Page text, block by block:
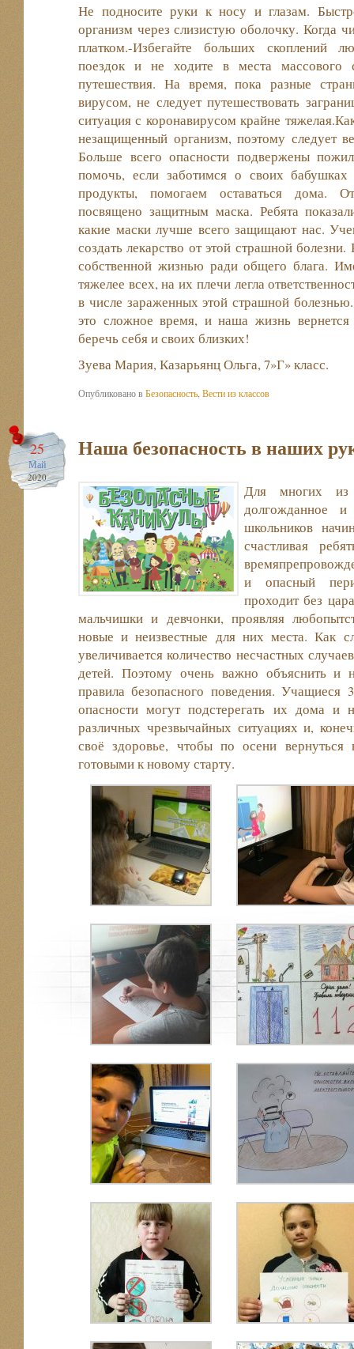
Не подносите руки к носу и глазам.
организм через слизистую оболочку. Когда
платком.-Избегайте больших скоплений
поездок и не ходите в места массового
путешествия. На время, пока разные
вирусом, не следует путешествовать
ситуация с коронавирусом крайне
незащищенный организм, поэтому следует
Больше всего опасности подвержены
помочь, если заботимся о своих
продукты, помогаем оставаться дома.
посвящено защитным маска. Ребята
какие маски лучше всего защищают нас.
создать лекарство от этой страшной
собственной жизнью ради общего блага.
тяжелее всех, на их плечи легла
в числе зараженных этой страшной
это сложное время, и наша жизнь
беречь себя и своих близких!
Зуева Мария, Казарьянц Ольга, 7»Г» класс.
Опубликовано вБезопасность Вести из классов
25
Май
2020
Наша безопасность в наших
Для многих
долгожданное
школьников
счастливая
и опасный
проходит без
мальчишки и девчонки, проявляя
новые и неизвестные для них места. Как
увеличивается количество несчастных
детей. Поэтому очень важно объяснить и
правила безопасного поведения. Учащиеся
опасности могут подстерегать их дома и
различных чрезвычайных ситуациях и,
своё здоровье, чтобы по осени
готовыми к новому старту.